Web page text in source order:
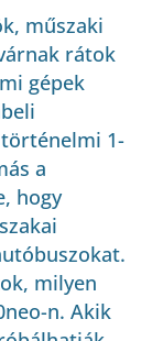
műszaki
rátok
gépek
1-
a
hogy
milyen
n. Akik